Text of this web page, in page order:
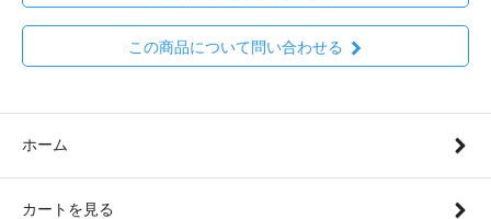
この商品について問い合わせる
ホーム
カートを見る